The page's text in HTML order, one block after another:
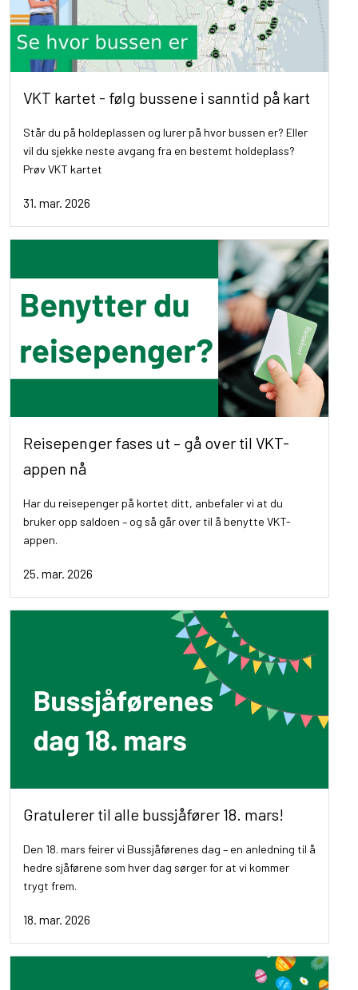
VKT kartet - følg bussene i sanntid på kart
Står du på holdeplassen og lurer på hvor bussen er? Eller
vil du sjekke neste avgang fra en bestemt holdeplass?
Prøv VKT kartet
31. mar. 2026
Reisepenger fases ut – gå over til VKT-
appen nå
Har du reisepenger på kortet ditt, anbefaler vi at du
bruker opp saldoen – og så går over til å benytte VKT-
appen.
25. mar. 2026
Gratulerer til alle bussjåfører 18. mars!
Den 18. mars feirer vi Bussjåførenes dag – en anledning til å
hedre sjåførene som hver dag sørger for at vi kommer
trygt frem.
18. mar. 2026